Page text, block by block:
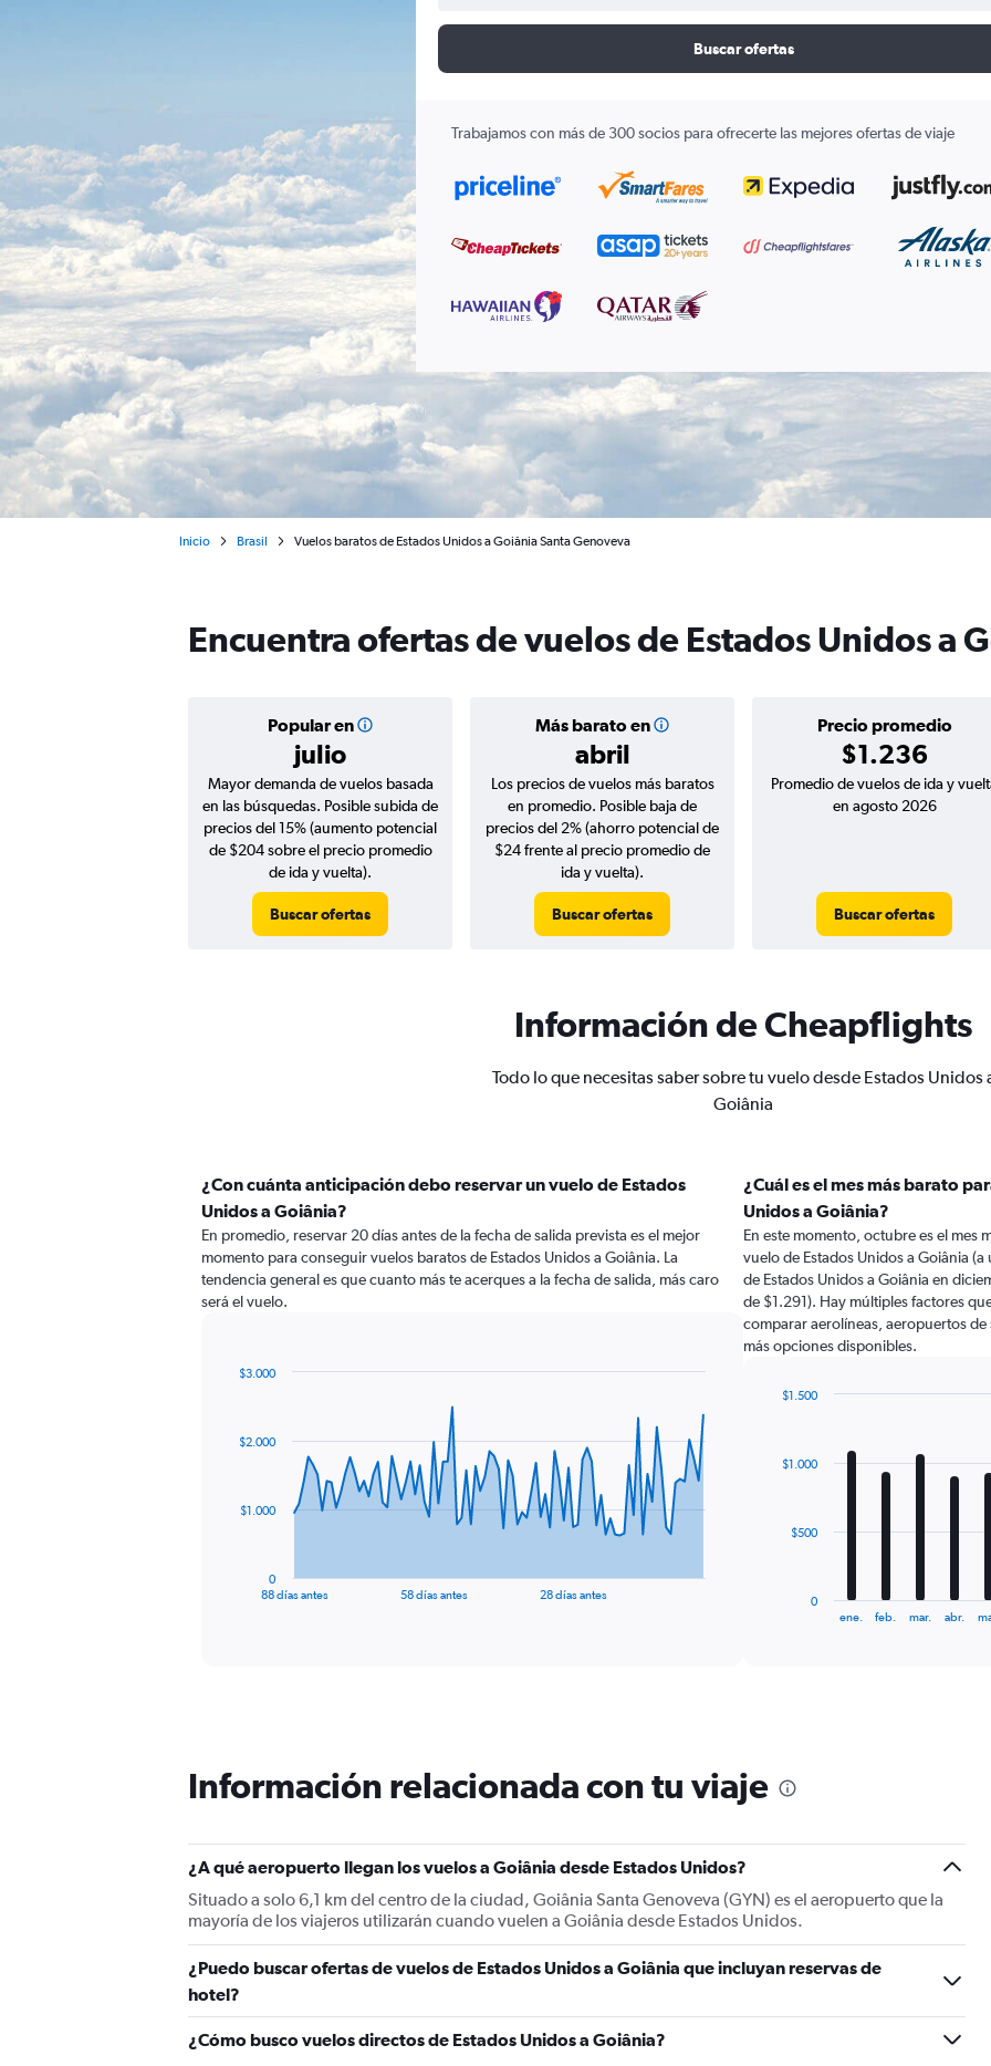
Buscar ofertas
Trabajamos con más de 300 socios para ofrecerte las mejores ofertas de viaje
Inicio Brasil Vuelos baratos de Estados Unidos a Goiânia Santa Genoveva
Encuentra ofertas de vuelos de Estados Unidos a
Popular en
julio
Más barato en
abril
Precio promedio
$1.236
Mayor demanda de vuelos basada
en las búsquedas. Posible subida de
precios del 15% (aumento potencial
de $204 sobre el precio promedio
de ida y vuelta).
Buscar ofertas
Los precios de vuelos más baratos
en promedio. Posible baja de
precios del 2% (ahorro potencial de
$24 frente al precio promedio de
ida y vuelta).
Buscar ofertas
Promedio de vuelos de ida y
en agosto 2026
Buscar ofertas
Información de Cheapflights
Todo lo que necesitas saber sobre tu vuelo desde Estados Unidos
Goiânia
¿Con cuánta anticipación debo reservar un vuelo de Estados
Unidos a Goiânia?
En promedio, reservar 20 días antes de la fecha de salida prevista es el mejor
momento para conseguir vuelos baratos de Estados Unidos a Goiânia. La
tendencia general es que cuanto más te acerques a la fecha de salida, más caro
será el vuelo.
data
The
has
1
axis
displaying
Range:
0
to
3000.
88 días antes 58 días antes 28 días antes
0
$1.000
$2.000
$3.000
¿Cuál es el mes más barato
Unidos a Goiânia?
En este momento, octubre es el mes
vuelo de Estados Unidos a Goiânia
de Estados Unidos a Goiânia en
de $1.291). Hay múltiples factores
comparar aerolíneas, aeropuertos
más opciones disponibles.
12
The
chart
Y
displaying
values.
Range:
0
to
ene. feb. mar. abr.
0
$500
$1.000
$1.500
Información relacionada con tu viaje
¿A qué aeropuerto llegan los vuelos a Goiânia desde Estados Unidos?
Situado a solo 6,1 km del centro de la ciudad, Goiânia Santa Genoveva (GYN) es el aeropuerto que la
mayoría de los viajeros utilizarán cuando vuelen a Goiânia desde Estados Unidos.
¿Puedo buscar ofertas de vuelos de Estados Unidos a Goiânia que incluyan reservas de
hotel?
¿Cómo busco vuelos directos de Estados Unidos a Goiânia?